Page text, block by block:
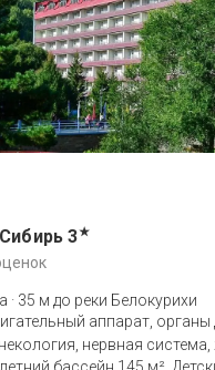
3★
· 35 м до реки Белокурихи
аппарат, органы
нервная система,
бассейн 145 м²,